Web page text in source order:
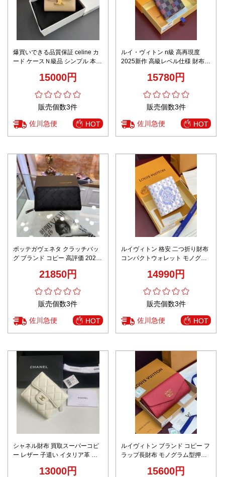
爆買いできる品質保証 celine カ
ード ケースＮ級品 シンプル 本革
15000円
販売個数3件
佐川急便 HOT
ルイ・ヴィトン n級 高再現度
2025新作 高級レベル仕様 財布
15780円
販売個数3件
佐川急便 HOT
ボッテガヴェネタ クラッチバッ
グ ブランド コピー 高評価 2025
感仕上げ 安心サイト
21850円
販売個数3件
佐川急便 HOT
ルイヴィトン 格安 二つ折り財布
コンパクトウォレット モノグラ
14990円
販売個数3件
佐川急便 HOT
シャネル財布 買取スーパーコピ
ー レザー 子遣い イタリア革 シ
13000円
ルイヴィトン ブランド コピー フ
ラップ長財布 モノグラム型押し
15600円